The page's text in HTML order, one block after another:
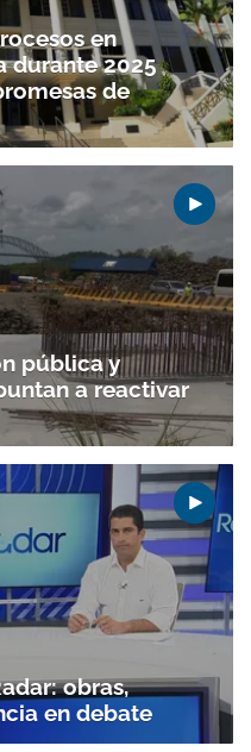
en
durante 2025
de
pública y
a reactivar
obras,
en debate